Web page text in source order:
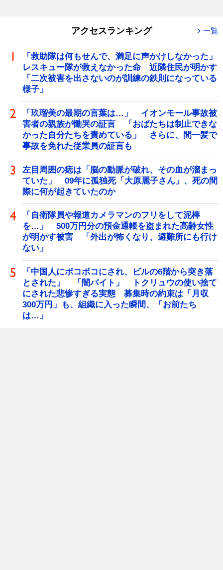
アクセスランキング 一覧
「救助隊は何もせんで、満足に声かけしなかった」
レスキュー隊が救えなかった命 近隣住民が明かす
「二次被害を出さないのが訓練の鉄則になっている
様子」
「玖瑠美の最期の言葉は…」 イオンモール事故被
害者の親族が慟哭の証言 「おばたちは制止できな
かった自分たちを責めている」 さらに、間一髪で
事故を免れた従業員の証言も
左目周囲の痣は「脳の動脈が破れ、その血が溜まっ
ていた」 09年に孤独死「大原麗子さん」、死の間
際に何が起きていたのか
「自衛隊員や報道カメラマンのフリをして泥棒
を…」 500万円分の預金通帳を盗まれた高齢女性
が明かす被害 「外出が怖くなり、避難所にも行け
ない」
「中国人にボコボコにされ、ビルの6階から突き落
とされた」 「闇バイト」 トクリュウの使い捨て
にされた悲惨すぎる実態 募集時の約束は「月収
300万円」も、組織に入った瞬間、「お前たち
は…」